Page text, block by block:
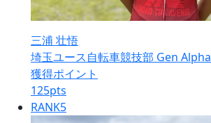
三浦 壮悟
埼玉ユース自転車競技部 Gen Alpha
獲得ポイント
125pts
RANK5